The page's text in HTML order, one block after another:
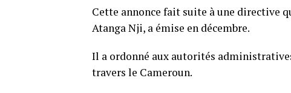
Cette annonce fait suite à une directive
Atanga Nji, a émise en décembre.
Il a ordonné aux autorités
travers le Cameroun.